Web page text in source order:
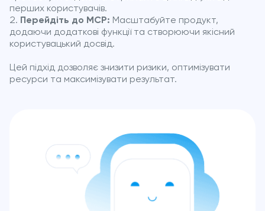
перших користувачів.
Перейдіть до MCP: Масштабуйте продукт,
додаючи додаткові функції та створюючи якісний
користувацький досвід.
Цей підхід дозволяє знизити ризики, оптимізувати
ресурси та максимізувати результат.